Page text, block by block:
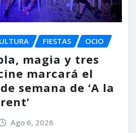
FIESTAS OCIO
magia y tres
marcará el
semana de ‘A la
Ago 6, 2026